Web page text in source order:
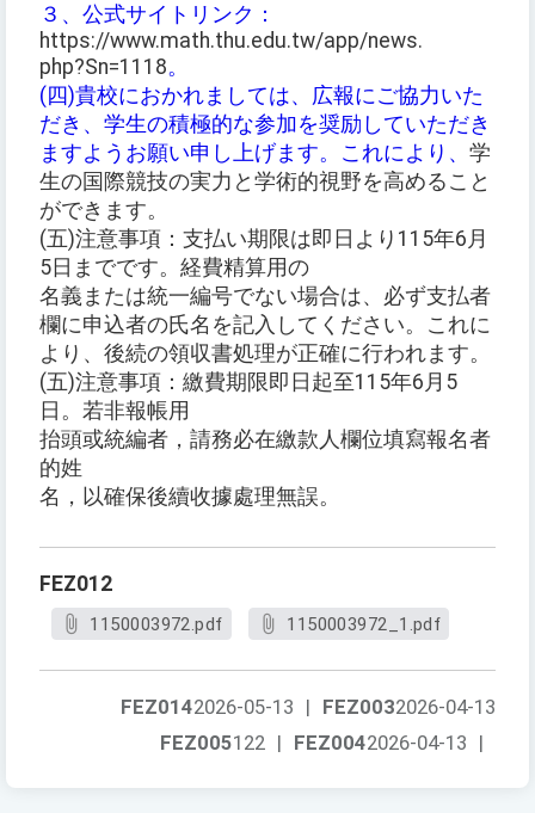
３、公式サイトリンク：
https://www.math.thu.edu.tw/app/news.
php?Sn=1118。
(四)貴校におかれましては、広報にご協力いた
だき、学生の積極的な参加を奨励していただき
ますようお願い申し上げます。これにより、 学
生の国際競技の実力と学術的視野を高めること
ができます。
(五)注意事項：支払い期限は即日より115年6月
5日までです。経費精算用の
名義または統一編号でない場合は、必ず支払者
欄に申込者の氏名を記入してください。これに
より、後続の領収書処理が正確に行われます。
(五)注意事項：繳費期限即日起至115年6月5
日。若非報帳用
抬頭或統編者，請務必在繳款人欄位填寫報名者
的姓
名，以確保後續收據處理無誤。
FEZ012
1150003972.pdf 1150003972_1.pdf
FEZ0032026-04-13
FEZ0142026-05-13 |
FEZ0042026-04-13 |
FEZ005122 |